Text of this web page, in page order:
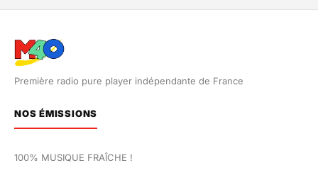
Première radio pure player indépendante de France
NOS ÉMISSIONS
100% MUSIQUE FRAÎCHE !